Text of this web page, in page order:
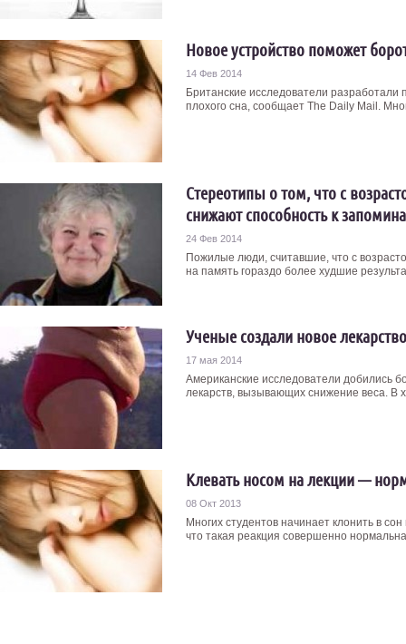
Новое устройство поможет
14 Фев 2014
Британские исследователи
плохого сна, сообщает The Daily Mail.
Стереотипы о том, что с
снижают способность к
24 Фев 2014
Пожилые люди, считавшие, что с
на память гораздо более худшие
Ученые создали новое
17 мая 2014
Американские исследователи добились
лекарств, вызывающих снижение веса. В
Клевать носом на лекции —
08 Окт 2013
Многих студентов начинает клонить в
что такая реакция совершенно